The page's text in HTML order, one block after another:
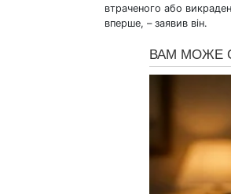
втраченого або
вперше, – заявив він.